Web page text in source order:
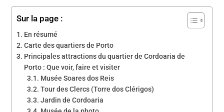
Sur la page :
En résumé
Carte des quartiers de Porto
Principales attractions du quartier de Cordoaria de
Porto : Que voir, faire et visiter
Musée Soares dos Reis
Tour des Clercs (Torre dos Clérigos)
Jardin de Cordoaria